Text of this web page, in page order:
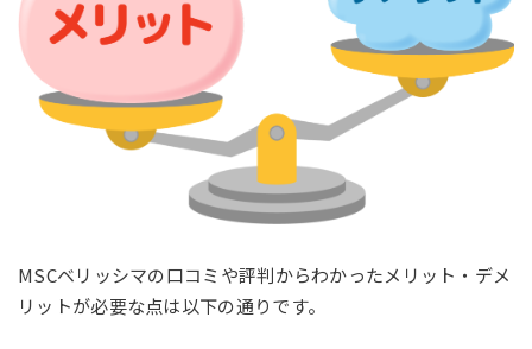
MSCベリッシマの口コミや評判からわかったメリット・デメ
リットが必要な点は以下の通りです。